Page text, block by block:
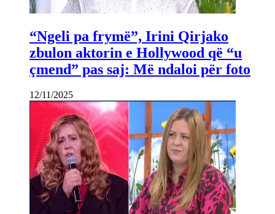
“Ngeli pa frymë”, Irini Qirjako
zbulon aktorin e Hollywood që “u
çmend” pas saj: Më ndaloi për foto
12/11/2025